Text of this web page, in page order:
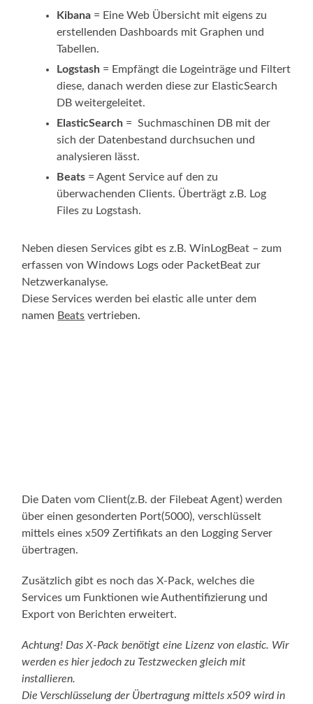
Kibana = Eine Web Übersicht mit eigens zu
erstellenden Dashboards mit Graphen und
Tabellen.
Logstash = Empfängt die Logeinträge und Filtert
diese, danach werden diese zur ElasticSearch
DB weitergeleitet.
ElasticSearch = Suchmaschinen DB mit der
sich der Datenbestand durchsuchen und
analysieren lässt.
Beats = Agent Service auf den zu
überwachenden Clients. Überträgt z.B. Log
Files zu Logstash.
Neben diesen Services gibt es z.B. WinLogBeat – zum
erfassen von Windows Logs oder PacketBeat zur
Netzwerkanalyse.
Diese Services werden bei elastic alle unter dem
namen Beats vertrieben.
Die Daten vom Client(z.B. der Filebeat Agent) werden
über einen gesonderten Port(5000), verschlüsselt
mittels eines x509 Zertifikats an den Logging Server
übertragen.
Zusätzlich gibt es noch das X-Pack, welches die
Services um Funktionen wie Authentifizierung und
Export von Berichten erweitert.
Achtung! Das X-Pack benötigt eine Lizenz von elastic. Wir
werden es hier jedoch zu Testzwecken gleich mit
installieren.
Die Verschlüsselung der Übertragung mittels x509 wird in